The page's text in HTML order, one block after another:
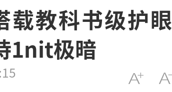
载教科书级护眼
1nit极暗